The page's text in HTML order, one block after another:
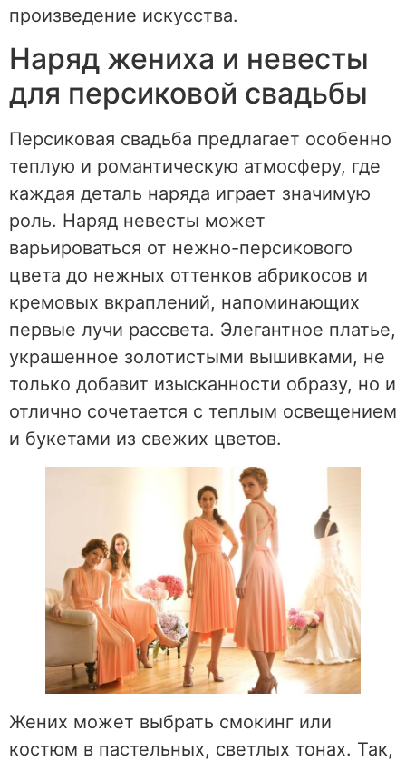
произведение искусства.
Наряд жениха и невесты
для персиковой свадьбы
Персиковая свадьба предлагает особенно
теплую и романтическую атмосферу, где
каждая деталь наряда играет значимую
роль. Наряд невесты может
варьироваться от нежно-персикового
цвета до нежных оттенков абрикосов и
кремовых вкраплений, напоминающих
первые лучи рассвета. Элегантное платье,
украшенное золотистыми вышивками, не
только добавит изысканности образу, но и
отлично сочетается с теплым освещением
и букетами из свежих цветов.
Жених может выбрать смокинг или
костюм в пастельных, светлых тонах. Так,